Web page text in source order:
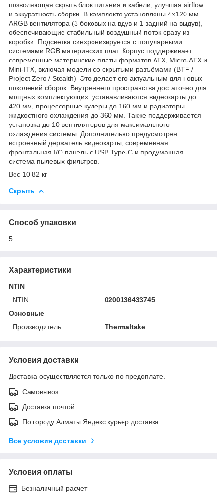
позволяющая скрыть блок питания и кабели, улучшая airflow
и аккуратность сборки. В комплекте установлены 4×120 мм
ARGB вентилятора (3 боковых на вдув и 1 задний на выдув),
обеспечивающие стабильный воздушный поток сразу из
коробки. Подсветка синхронизируется с популярными
системами RGB материнских плат. Корпус поддерживает
современные материнские платы форматов ATX, Micro-ATX и
Mini-ITX, включая модели со скрытыми разъёмами (BTF /
Project Zero / Stealth). Это делает его актуальным для новых
поколений сборок. Внутреннего пространства достаточно для
мощных комплектующих: устанавливаются видеокарты до
420 мм, процессорные кулеры до 160 мм и радиаторы
жидкостного охлаждения до 360 мм. Также поддерживается
установка до 10 вентиляторов для максимального
охлаждения системы. Дополнительно предусмотрен
встроенный держатель видеокарты, современная
фронтальная I/O панель с USB Type-C и продуманная
система пылевых фильтров.
Вес 10.82 кг
Скрыть
Способ упаковки
5
Характеристики
NTIN
NTIN
0200136433745
Основные
Производитель
Thermaltake
Условия доставки
Доставка осуществляется только по предоплате.
Самовывоз
Доставка почтой
По городу Алматы Яндекс курьер доставка
Все условия доставки
Условия оплаты
Безналичный расчет